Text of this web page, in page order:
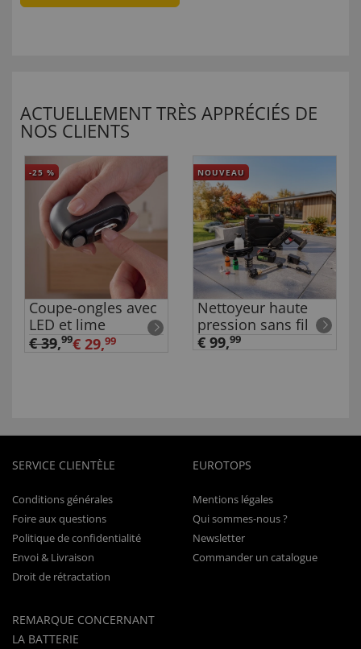
ACTUELLEMENT TRÈS APPRÉCIÉS DE
NOS CLIENTS
-25 %
Coupe-ongles avec
LED et lime
€ 39,99€ 29,99
NOUVEAU
Nettoyeur haute
pression sans fil
€ 99,99
SERVICE CLIENTÈLE
Conditions générales
Foire aux questions
Politique de confidentialité
Envoi & Livraison
Droit de rétractation
REMARQUE CONCERNANT
LA BATTERIE
EUROTOPS
Mentions légales
Qui sommes-nous ?
Newsletter
Commander un catalogue